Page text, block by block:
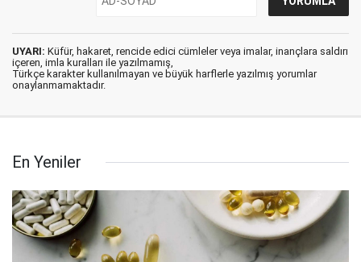
UYARI: Küfür, hakaret, rencide edici cümleler veya imalar, inançlara saldırı
içeren, imla kuralları ile yazılmamış,
Türkçe karakter kullanılmayan ve büyük harflerle yazılmış yorumlar
onaylanmamaktadır.
En Yeniler